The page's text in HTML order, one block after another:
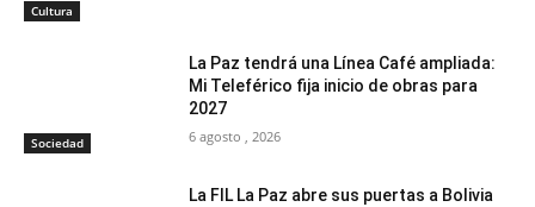
Cultura
Sociedad
La Paz tendrá una Línea Café ampliada:
Mi Teleférico fija inicio de obras para
2027
6 agosto , 2026
La FIL La Paz abre sus puertas a Bolivia